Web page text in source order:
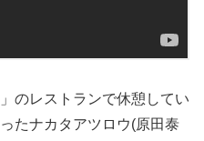
のレストランで休憩してい
たナカタアツロウ(原田泰